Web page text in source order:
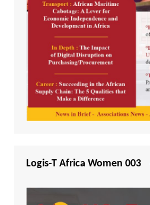
Logis-T Africa Women 003